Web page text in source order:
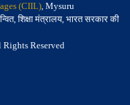
(CIIL), Mysuru
शिक्षा मंत्रालय, भारत सरकार की
Rights Reserved